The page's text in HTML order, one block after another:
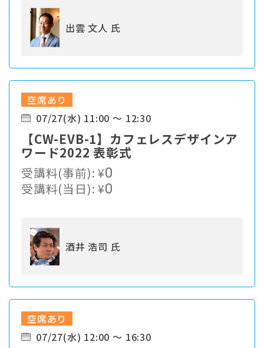
出雲 文人 氏
空席あり
07/27(水) 11:00 ～ 12:30
【CW-EVB-1】カフェレスデザインア
ワード2022 表彰式
受講料(事前):¥0
受講料(当日):¥0
酒井 浩司 氏
空席あり
07/27(水) 12:00 ～ 16:30